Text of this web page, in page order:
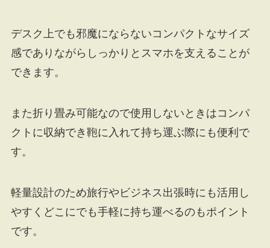
デスク上でも邪魔にならないコンパクトなサイズ
感でありながらしっかりとスマホを支えることが
できます。
また折り畳み可能なので使用しないときはコンパ
クトに収納でき鞄に入れて持ち運ぶ際にも便利で
す。
軽量設計のため旅行やビジネス出張時にも活用し
やすくどこにでも手軽に持ち運べるのもポイント
です。